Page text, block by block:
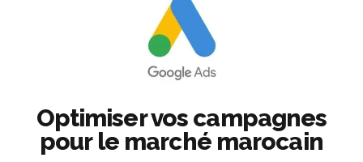
Optimiser vos campagnes
pour le marché marocain